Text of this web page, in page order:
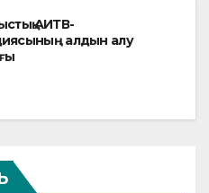
АИТВ-
алдын алу